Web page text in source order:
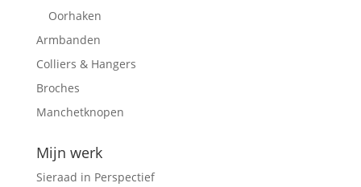
Oorhaken
Armbanden
Colliers & Hangers
Broches
Manchetknopen
Mijn werk
Sieraad in Perspectief